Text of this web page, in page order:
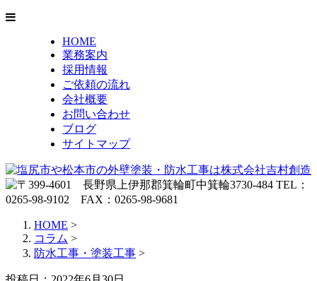
HOME
業務案内
採用情報
ご依頼の流れ
会社概要
お問い合わせ
ブログ
サイトマップ
HOME >
コラム >
防水工事・塗装工事 >